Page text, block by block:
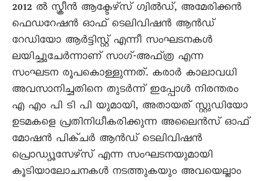
2012 ൽ സ്ക്രീൻ ആക്ടേഴ്സ് ഗ്വിൽഡ്, അമേരിക്കൻ
ഫെഡറേഷൻ ഓഫ് ടെലിവിഷൻ ആൻഡ്
റേഡിയോ ആർട്ടിസ്റ്റ് എന്നീ സംഘടനകൾ
ലയിച്ചുചേർന്നാണ് സാഗ്-അഫ്‌ത്ര എന്ന
സംഘടന രൂപകൊള്ളുന്നത്. കരാർ കാലാവധി
അവസാനിച്ചതിനെ തുടർന്ന് ഇപ്പോൾ നിരന്തരം
എ എം പി ടി പി യുമായി, അതായത് സ്റ്റുഡിയോ
ഉടമകളെ പ്രതിനിധീകരിക്കുന്ന അലൈൻസ് ഓഫ്
മോഷൻ പിക്ചർ ആൻഡ് ടെലിവിഷൻ
പ്രൊഡ്യൂസേഴ്സ് എന്ന സംഘടനയുമായി
കൂടിയാലോചനകൾ നടത്തുകയും അവയെല്ലാം